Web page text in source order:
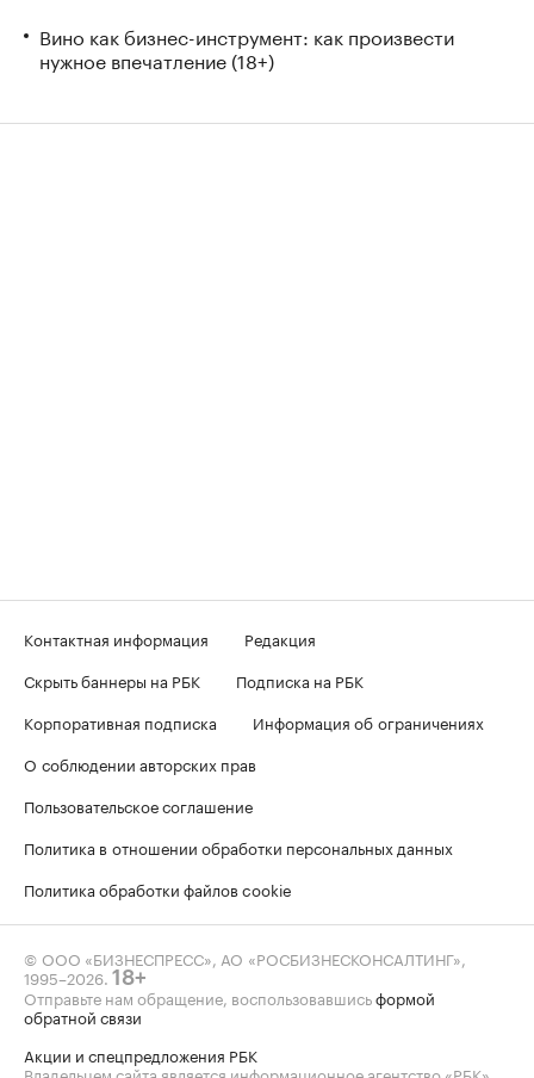
Вино как бизнес-инструмент: как произвести
нужное впечатление (18+)
Контактная информация
Редакция
Скрыть баннеры на РБК
Подписка на РБК
Корпоративная подписка
Информация об ограничениях
О соблюдении авторских прав
Пользовательское соглашение
Политика в отношении обработки персональных данных
Политика обработки файлов cookie
© ООО «БИЗНЕСПРЕСС», АО «РОСБИЗНЕСКОНСАЛТИНГ»,
1995–2026. 18+
Отправьте нам обращение, воспользовавшисьформой
обратной связи
Акции и спецпредложения РБК